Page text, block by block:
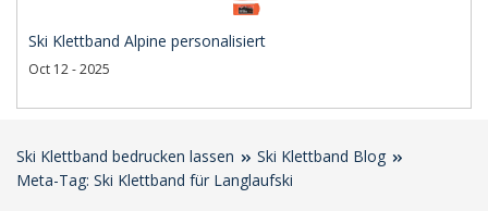
Ski Klettband Alpine personalisiert
Oct 12 - 2025
Ski Klettband bedrucken lassen
Ski Klettband Blog
Meta-Tag: Ski Klettband für Langlaufski